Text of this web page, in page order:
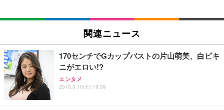
SIHOO B100 オフィスチェア／デスクチェア メッシ
ュチェア 人間工学 疲れない ブラック
￥27,999
Sezlife オフィスチェア デスクチェア 疲れない テレ
ワーク チェア 強化バックレスト 30度ロッキング機
能 人間工学 椅子 腰サポート 90度跳ね上げ式アーム
EIZO ビジネス向けプレミアムモニター | FlexScan
￥109,572
【純正品】27"ゲーミングモニター DualSense 充電
フック付き（CFI-ZDM1J）
Amazonベーシック ペットシーツ 厚型 ワイド 42枚
x2袋(84枚) ホワイト(吸収面:ライトブルー)
￥3,234
ネオ・ルーライフ ネオ・オムツ L 中型犬用 26枚入
り 単品
関連ニュース
170センチでGカップバストの片山萌美、白ビキ
ニがエロい!?
エンタメ
2018.3.10(土) 19:09